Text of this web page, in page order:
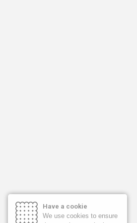
Have a cookie
We use cookies to ensure